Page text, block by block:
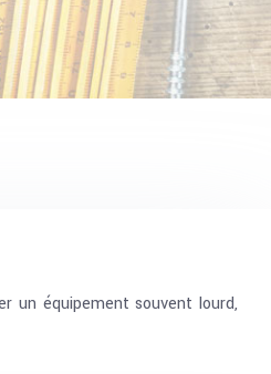
un équipement souvent lourd,